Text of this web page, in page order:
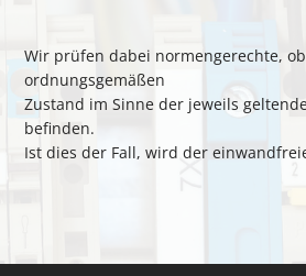
Wir prüfen dabei normengerechte,
ordnungsgemäßen
Zustand im Sinne der jeweils
befinden.
Ist dies der Fall, wird der